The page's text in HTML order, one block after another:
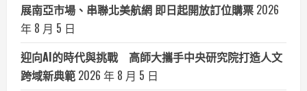
展南亞市場、串聯北美航網 即日起開放訂位購票 2026
年 8 月 5 日
迎向AI的時代與挑戰 高師大攜手中央研究院打造人文
跨域新典範 2026 年 8 月 5 日